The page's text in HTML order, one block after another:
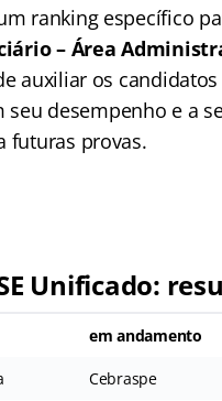
ranking específico
– Área
auxiliar os candidatos
desempenho e a
futuras provas.
Unificado:
em andamento
Cebraspe